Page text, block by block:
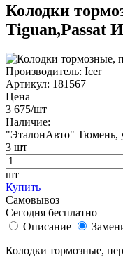
Колодки
Tiguan,Passat
Производитель: Icer
Артикул: 181567
Цена
3 675/шт
Наличие:
"ЭталонАвто" Тюмень,
3 шт
шт
Купить
Самовывоз
Сегодня бесплатно
Описание
Колодки тормозные,